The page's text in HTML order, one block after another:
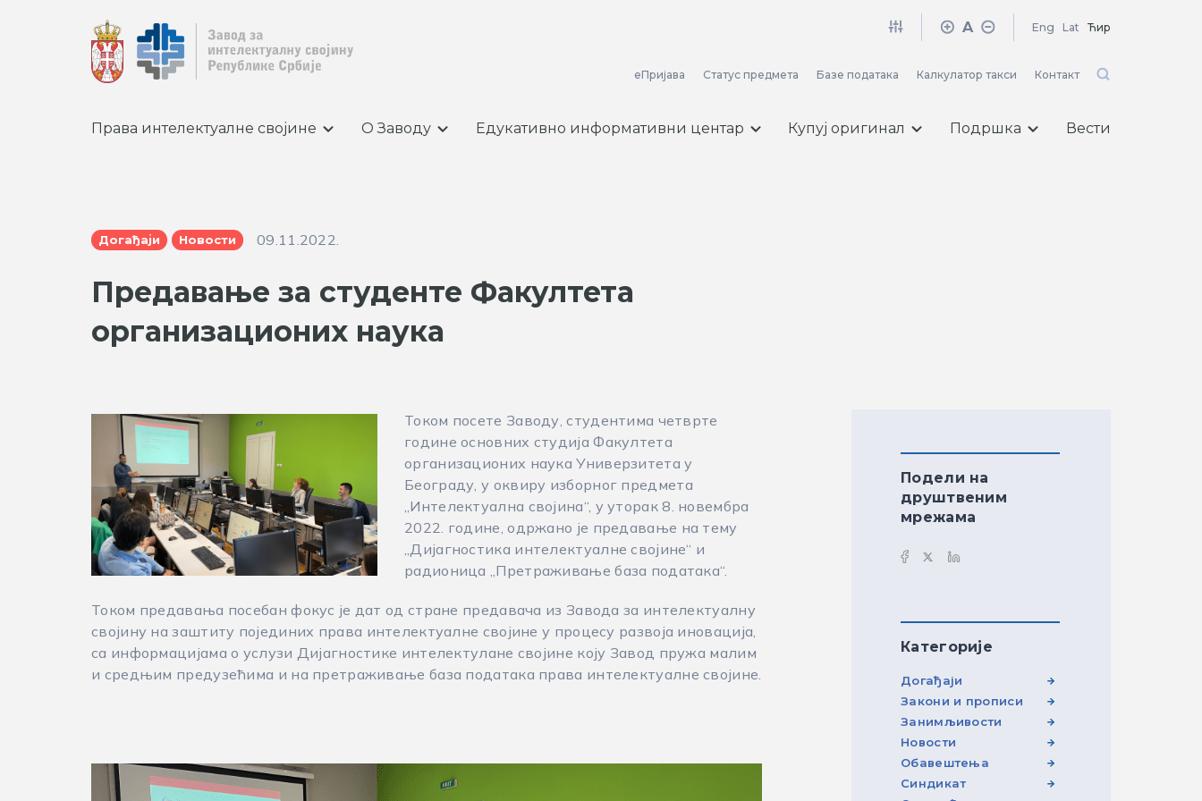
A Eng Lat Ћир
еПријава Статус предмета Базе података Калкулатор такси Контакт
Права интелектуалне својине О Заводу Едукативно информативни центар Купуј оригинал Подршка Вести
Догађаји Новости 09.11.2022.
Предавање за студенте Факултета
организационих наука
Током посете Заводу, студентима четврте
године основних студија Факултета
организационих наука Универзитета у
Београду, у оквиру изборног предмета
„Интелектуална својина“, у уторак 8. новембра
2022. године, одржано је предавање на тему
„Дијагностика интелектуалне својине“ и
радионица „Претраживање база података“.
Током предавања посебан фокус је дат од стране предавача из Завода за интелектуалну
својину на заштиту појединих права интелектуалне својине у процесу развоја иновација,
са информацијама о услузи Дијагностике интелектулане својине коју Завод пружа малим
и средњим предузећима и на претраживање база података права интелектуалне својине.
Подели на
друштвеним
мрежама
Категорије
Догађаји
Закони и прописи
Занимљивости
Новости
Обавештења
Синдикат